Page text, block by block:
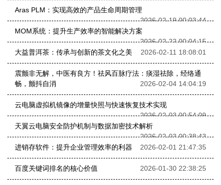
Aras PLM：实现高效的产品生命周期管理
2026-02-19 00:03:44
MOM系统：提升生产效率的智能解决方案
2026-02-22 00:04:15
大益普洱茶：传承与创新的茶文化之美
2026-02-11 18:08:01
震颤非无解，中医有良方！祛风百脉疗法：痰湿祛除，经络通
畅，颤抖自消
2026-02-04 14:04:19
云电脑虚拟机镜像的增量快照与快速恢复技术实现
2026-02-03 00:54:09
天翼云电脑安全防护机制与数据加密技术解析
2026-02-03 00:38:43
进销存软件：提升企业管理效率的利器
2026-02-01 21:47:35
百度关键词排名的核心价值 2026-01-30 22:38:25